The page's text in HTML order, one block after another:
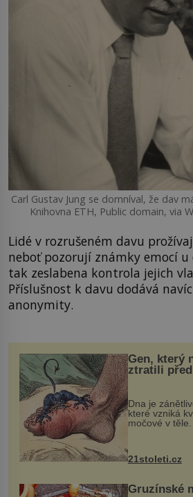
Carl Gustav Jung se domníval, že dav
Knihovna ETH, Public domain, via
Lidé v rozrušeném davu
neboť pozorují známky emocí
tak zeslabena kontrola jejich
Příslušnost k davu dodává
anonymity.
Gen, který
ztratili
mohl
„nemoci
Dna je
které vzniká
močové v
nohou, a
21stoleti.cz
Gruzínské